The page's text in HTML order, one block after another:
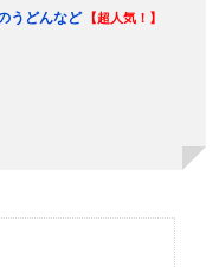
うどんなど 【超人気！】